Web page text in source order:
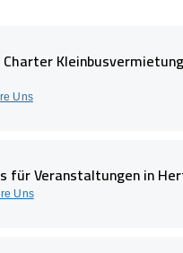
Uns
für Veranstaltungen in
Uns